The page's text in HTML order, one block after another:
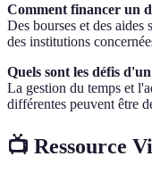
Comment financer un
Des bourses et des aides
des institutions
Quels sont les défis
La gestion du temps et
différentes peuvent être
📺 Ressource